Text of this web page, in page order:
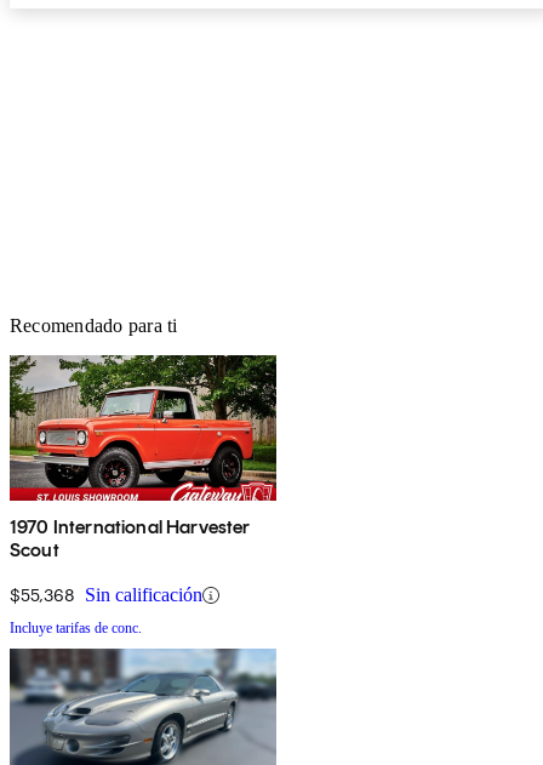
Recomendado para ti
1970 International Harvester
Scout
$55,368 Sin calificación
Incluye tarifas de conc.